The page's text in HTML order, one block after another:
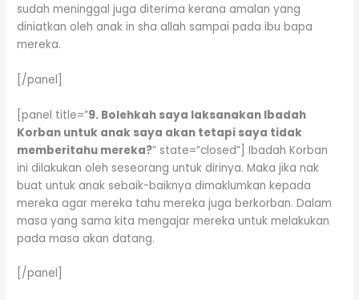
sudah meninggal juga diterima kerana amalan yang
diniatkan oleh anak in sha allah sampai pada ibu bapa
mereka.
[/panel]
[panel title=”9. Bolehkah saya laksanakan Ibadah
Korban untuk anak saya akan tetapi saya tidak
memberitahu mereka?” state=”closed”] Ibadah Korban
ini dilakukan oleh seseorang untuk dirinya. Maka jika nak
buat untuk anak sebaik-baiknya dimaklumkan kepada
mereka agar mereka tahu mereka juga berkorban. Dalam
masa yang sama kita mengajar mereka untuk melakukan
pada masa akan datang.
[/panel]